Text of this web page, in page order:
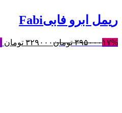
ریمل ابرو فابیFabi
۱۷%۳۹۵۰۰۰ تومان۳۲۹۰۰۰ تومان